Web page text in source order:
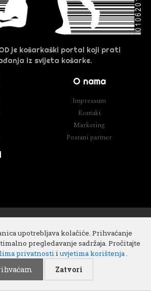
upotrebljava kolačiće. Prihvaćanje
pregledavanje sadržaja. Pročitajte
privatnostiiuvjetima korištenja .
Zatvori
je košarkaški portal koji prati
iz svijeta košarke.
O nama
Impressum
Kontakt
Marketing
Postani partner
All rights Reserved. Design by